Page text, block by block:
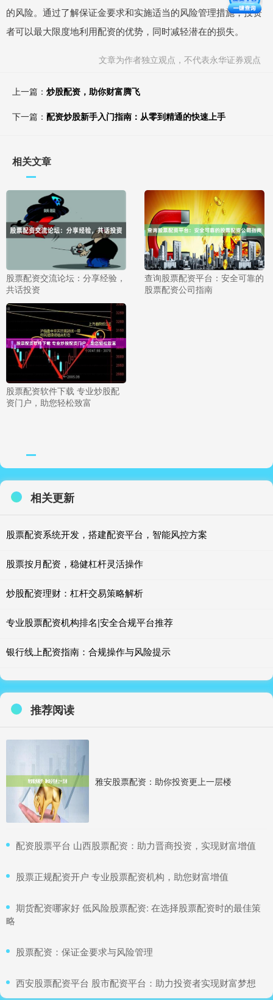
的风险。通过了解保证金要求和实施适当的风险管理措施，投资
者可以最大限度地利用配资的优势，同时减轻潜在的损失。
文章为作者独立观点，不代表永华证券观点
上一篇： 炒股配资，助你财富腾飞
下一篇： 配资炒股新手入门指南：从零到精通的快速上手
相关文章
股票配资交流论坛：分享经验，
共话投资
查询股票配资平台：安全可靠的
股票配资公司指南
股票配资软件下载 专业炒股配
资门户，助您轻松致富
相关更新
股票配资系统开发，搭建配资平台，智能风控方案
股票按月配资，稳健杠杆灵活操作
炒股配资理财：杠杆交易策略解析
专业股票配资机构排名|安全合规平台推荐
银行线上配资指南：合规操作与风险提示
推荐阅读
雅安股票配资：助你投资更上一层楼
​配资股票平台 山西股票配资：助力晋商投资，实现财富增值
​股票正规配资开户 专业股票配资机构，助您财富增值
​期货配资哪家好 低风险股票配资: 在选择股票配资时的最佳策
略
​股票配资：保证金要求与风险管理
​西安股票配资平台 股市配资平台：助力投资者实现财富梦想